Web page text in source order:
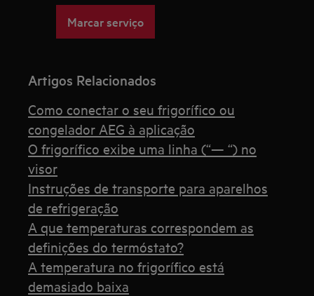
Marcar serviço
Artigos Relacionados
Como conectar o seu frigorífico ou
congelador AEG à aplicação
O frigorífico exibe uma linha (“— “) no
visor
Instruções de transporte para aparelhos
de refrigeração
A que temperaturas correspondem as
definições do termóstato?
A temperatura no frigorífico está
demasiado baixa